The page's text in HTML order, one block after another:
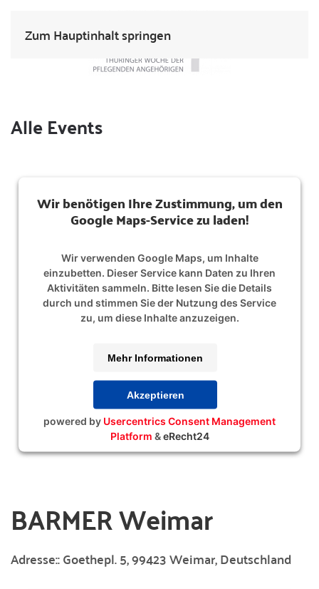
Zum Hauptinhalt springen
Alle Events
Wir benötigen Ihre Zustimmung, um den
Google Maps-Service zu laden!
Wir verwenden Google Maps, um Inhalte
einzubetten. Dieser Service kann Daten zu Ihren
Aktivitäten sammeln. Bitte lesen Sie die Details
durch und stimmen Sie der Nutzung des Service
zu, um diese Inhalte anzuzeigen.
Mehr Informationen
Akzeptieren
powered by Usercentrics Consent Management
Platform &eRecht24
BARMER Weimar
Adresse::Goethepl. 5, 99423 Weimar, Deutschland